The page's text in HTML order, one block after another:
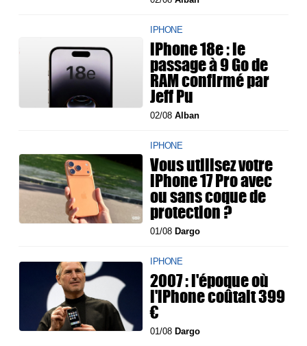
IPHONE
iPhone 18e : le
passage à 9 Go de
RAM confirmé par
Jeff Pu
02/08Alban
IPHONE
Vous utilisez votre
iPhone 17 Pro avec
ou sans coque de
protection ?
01/08 Dargo
IPHONE
2007 : l'époque où
l'iPhone coûtait 399
€
01/08 Dargo